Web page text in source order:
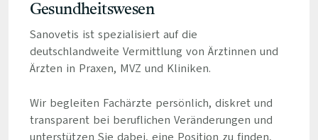
Gesundheitswesen
Sanovetis ist spezialisiert auf die
deutschlandweite Vermittlung von Ärztinnen und
Ärzten in Praxen, MVZ und Kliniken.
Wir begleiten Fachärzte persönlich, diskret und
transparent bei beruflichen Veränderungen und